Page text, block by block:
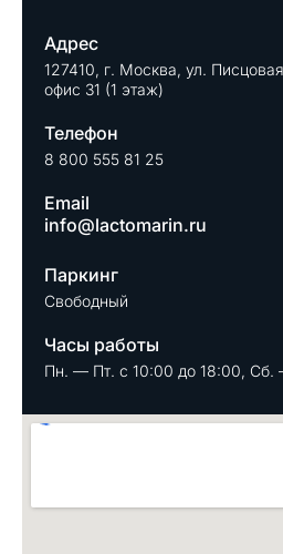
Адрес
127410, г. Москва, ул.
офис 31 (1 этаж)
Телефон
8 800 555 81 25
Email
info@lactomarin.ru
Паркинг
Свободный
Часы работы
Пн. — Пт. с 10:00 до 18:00, Сб.